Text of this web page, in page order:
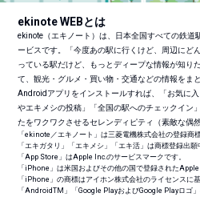
ekinote WEBとは
ekinote（エキノート）は、日本全国すべての鉄道
ービスです。「今度あの駅に行くけど、周辺にど
っている駅だけど、もっとディープな情報が知り
て、観光・グルメ・買い物・交通などの情報をま
Androidアプリをインストールすれば、「お気に
やエキメシの投稿」「全国の駅へのチェックイン
たをワクワクさせるセレンディピティ（素敵な偶
「ekinote／エキノート」は三菱電機株式会社の登録商標
「エキガタリ」「エキメシ」「エキ活」は商標登録出願
「App Store」はApple Inc.のサービスマークです。
「iPhone」は米国およびその他の国で登録されたApple
「iPhone」の商標はアイホン株式会社のライセンスに
「AndroidTM 」「Google PlayおよびGoogle Playロゴ